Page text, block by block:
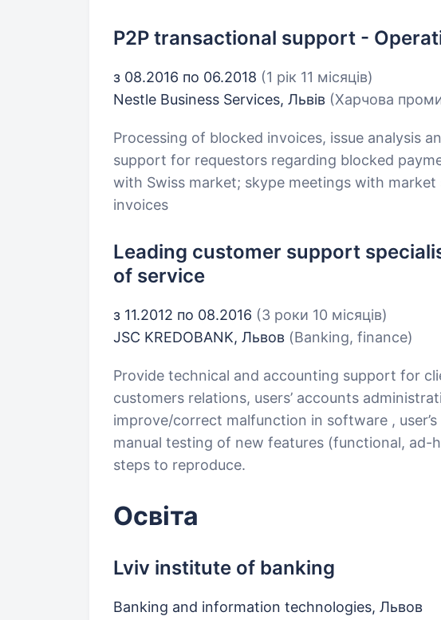
P2P transactional support -
з 08.2016 по 06.2018 (1 рік 11 місяців)
Nestle Business Services, Львів (Харчова
Processing of blocked invoices, issue analysis
support for requestors regarding blocked
with Swiss market; skype meetings with market
invoices
Leading customer support
of service
з 11.2012 по 08.2016 (3 роки 10 місяців)
JSC KREDOBANK, Львов (Banking, finance)
Provide technical and accounting support for
customers relations, users’ accounts
improve/correct malfunction in software ,
manual testing of new features (functional, ad-
steps to reproduce.
Освіта
Lviv institute of banking
Banking and information technologies, Львов